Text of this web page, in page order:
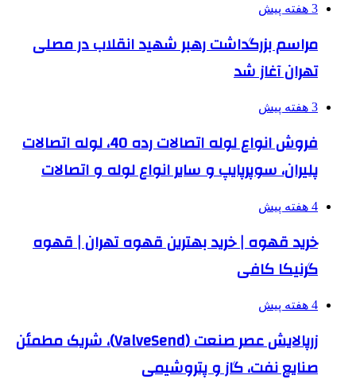
3 هفته پیش
مراسم بزرگداشت رهبر شهید انقلاب در مصلی
تهران آغاز شد
3 هفته پیش
فروش انواع لوله اتصالات رده 40، لوله اتصالات
پلیران، سوپرپایپ و سایر انواع لوله و اتصالات
4 هفته پیش
خرید قهوه | خرید بهترین قهوه تهران | قهوه
گرنیکا کافی
4 هفته پیش
زرپالایش عصر صنعت (ValveSend)، شریک مطمئن
صنایع نفت، گاز و پتروشیمی